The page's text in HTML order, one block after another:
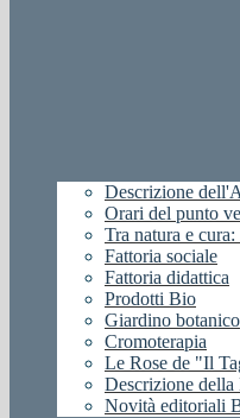
Descrizione
Orari del punto
Tra natura e
Fattoria sociale
Fattoria didattica
Prodotti Bio
Giardino botanico
Cromoterapia
Le Rose de "Il
Descrizione della
Novità editoriali